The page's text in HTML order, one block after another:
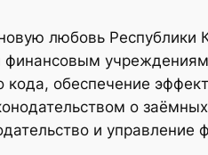
любовь Республики
учреждениям.
обеспечение
о
и